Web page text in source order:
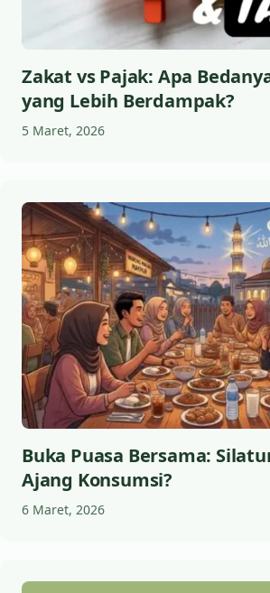
Zakat vs Pajak: Apa
yang Lebih Berdampak?
5 Maret, 2026
Buka Puasa Bersama:
Ajang Konsumsi?
6 Maret, 2026